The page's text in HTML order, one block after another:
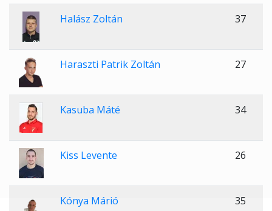
Halász Zoltán 37
Haraszti Patrik Zoltán 27
Kasuba Máté 34
Kiss Levente 26
Kónya Márió 35